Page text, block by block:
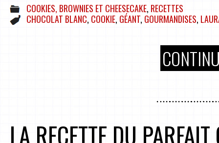
COOKIES, BROWNIES ET CHEESECAKE, RECETTES
CHOCOLAT BLANC, COOKIE, GÉANT, GOURMANDISES,
LA RECETTE DU PARFAIT